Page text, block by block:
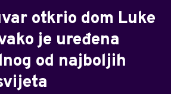
otkrio dom Luke
je uređena
od najboljih